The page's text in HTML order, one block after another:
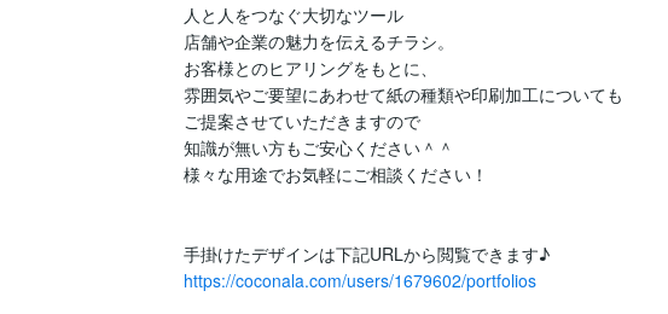
人と人をつなぐ大切なツール
店舗や企業の魅力を伝えるチラシ。
お客様とのヒアリングをもとに、
雰囲気やご要望にあわせて紙の種類や印刷加工についても
ご提案させていただきますので
知識が無い方もご安心ください＾＾
様々な用途でお気軽にご相談ください！
https://coconala.com/users/1679602/portfolios